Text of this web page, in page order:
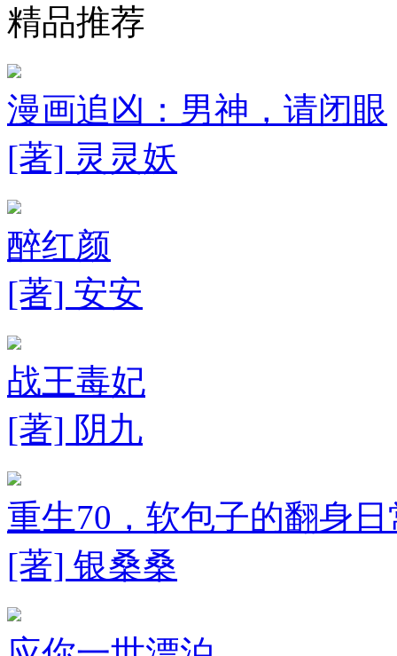
精品推荐
漫画追凶：男神，请闭眼
[著] 灵灵妖
醉红颜
[著] 安安
战王毒妃
[著] 阴九
重生70，软包子的翻身日
[著] 银桑桑